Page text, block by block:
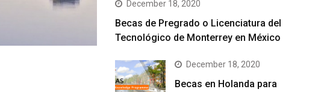
December 18, 2020
Becas de Pregrado o Licenciatura del
Tecnológico de Monterrey en México
December 18, 2020
Becas en Holanda para